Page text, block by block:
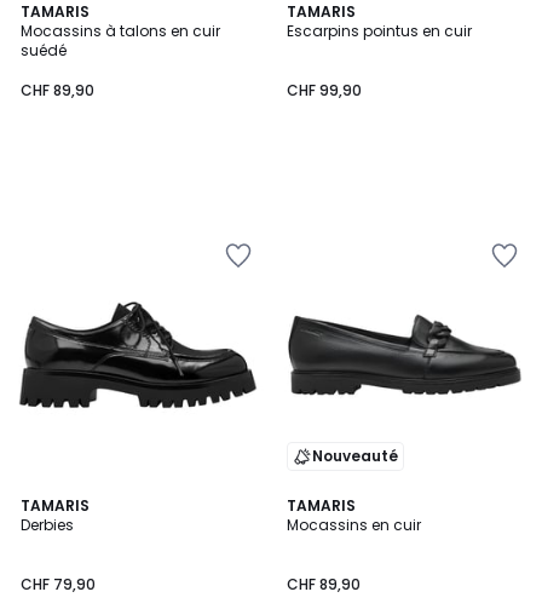
TAMARIS
Mocassins à talons en cuir
suédé
CHF 89,90
TAMARIS
Escarpins pointus en cuir
CHF 99,90
TAMARIS
Derbies
CHF 79,90
5
/
Nouveauté
TAMARIS
Mocassins en cuir
CHF 89,90
5
/